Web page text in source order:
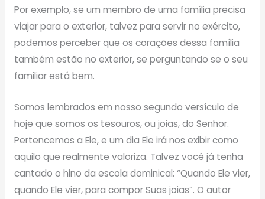
Por exemplo, se um membro de uma família precisa
viajar para o exterior, talvez para servir no exército,
podemos perceber que os corações dessa família
também estão no exterior, se perguntando se o seu
familiar está bem.
Somos lembrados em nosso segundo versículo de
hoje que somos os tesouros, ou joias, do Senhor.
Pertencemos a Ele, e um dia Ele irá nos exibir como
aquilo que realmente valoriza. Talvez você já tenha
cantado o hino da escola dominical: “Quando Ele vier,
quando Ele vier, para compor Suas joias”. O autor